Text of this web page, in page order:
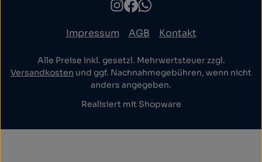
Impressum AGB Kontakt
Alle Preise inkl. gesetzl. Mehrwertsteuer zzgl.
Versandkosten und ggf. Nachnahmegebühren, wenn nicht
anders angegeben.
Realisiert mit Shopware